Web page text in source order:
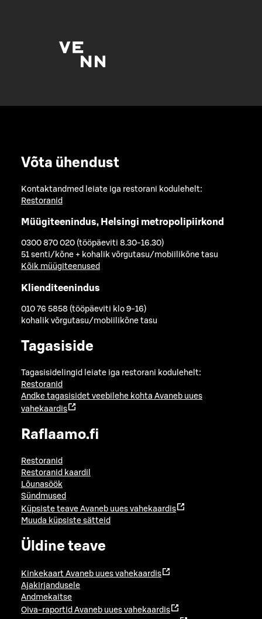
Võta ühendust
Kontaktandmed leiate iga restorani kodulehelt:
Restoranid
Müügiteenindus, Helsingi metropolipiirkond
0300 870 020 (tööpäeviti 8.30-16.30)
51 senti/kõne + kohalik võrgutasu/mobiilikõne tasu
Kõik müügiteenused
Klienditeenindus
010 76 5858 (tööpäeviti klo 9-16)
kohalik võrgutasu/mobiilikõne tasu
Tagasiside
Tagasisidelingid leiate iga restorani kodulehelt:
Restoranid
Andke tagasisidet veebilehe kohta Avaneb uues
vahekaardis
Raflaamo.fi
Restoranid
Restoranid kaardil
Lõunasöök
Sündmused
Küpsiste teave Avaneb uues vahekaardis
Muuda küpsiste sätteid
Üldine teave
Kinkekaart Avaneb uues vahekaardis
Ajakirjandusele
Andmekaitse
Oiva-raportid Avaneb uues vahekaardis